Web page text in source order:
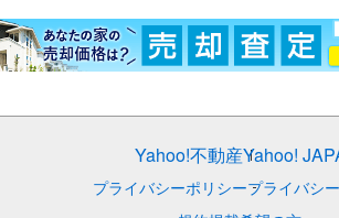
Yahoo!不動産Yahoo!
プライバシーポリシープライバシ